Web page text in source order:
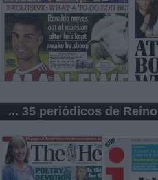
... 35 periódicos de